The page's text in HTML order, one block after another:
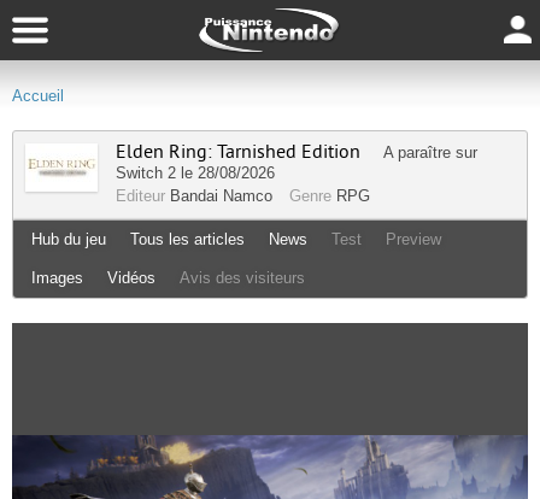
Accueil
Elden Ring: Tarnished Edition
A paraître sur
Switch 2 le 28/08/2026
Editeur Bandai Namco Genre RPG
Hub du jeu Tous les articles News Test Preview
Images Vidéos Avis des visiteurs